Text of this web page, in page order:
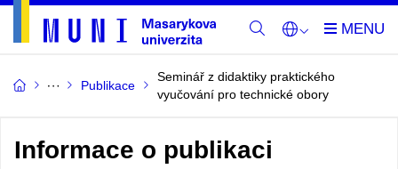
Publikace
Seminář z didaktiky praktického
vyučování pro technické obory
Informace o publikaci